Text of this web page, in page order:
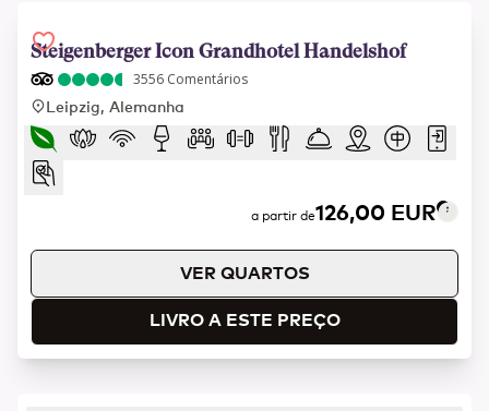
Steigenberger Icon Grandhotel Handelshof
3556 Comentários
Leipzig, Alemanha
a partir de126,00 EUR
VER QUARTOS
LIVRO A ESTE PREÇO